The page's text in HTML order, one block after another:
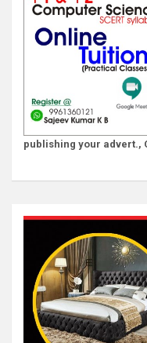
publishing your advert.,